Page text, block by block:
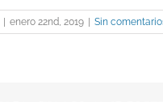
| enero 22nd, 2019 | Sin